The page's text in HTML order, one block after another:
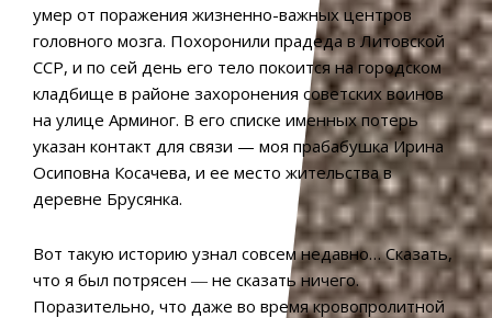
умер от поражения жизненно-важных центров
головного мозга. Похоронили прадеда в Литовской
ССР, и по сей день его тело покоится на городском
кладбище в районе захоронения советских воинов
на улице Арминог. В его списке именных потерь
указан контакт для связи — моя прабабушка Ирина
Осиповна Косачева, и ее место жительства в
деревне Брусянка.
Вот такую историю узнал совсем недавно… Сказать,
что я был потрясен ― не сказать ничего.
Поразительно, что даже во время кровопролитной